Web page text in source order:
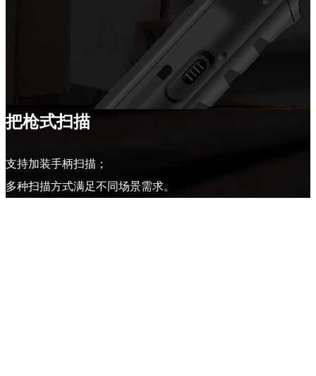
把枪式扫描
支持加装手柄扫描；
多种扫描方式满足不同场景需求。